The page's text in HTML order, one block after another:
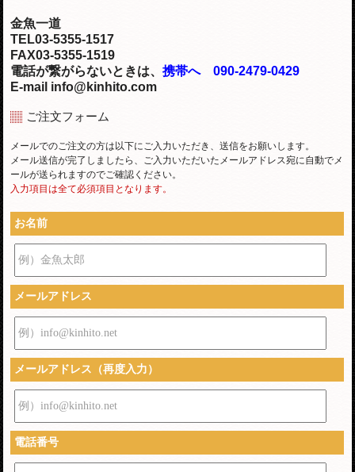
金魚一道
TEL03-5355-1517
FAX03-5355-1519
電話が繋がらないときは、携帯へ 090-2479-0429
E-mail info@kinhito.com
ご注文フォーム
メールでのご注文の方は以下にご入力いただき、送信をお願いします。
メール送信が完了しましたら、ご入力いただいたメールアドレス宛に自動でメ
ールが送られますのでご確認ください。
入力項目は全て必須項目となります。
お名前
例）金魚太郎
メールアドレス
例）info@kinhito.net
メールアドレス（再度入力）
例）info@kinhito.net
電話番号